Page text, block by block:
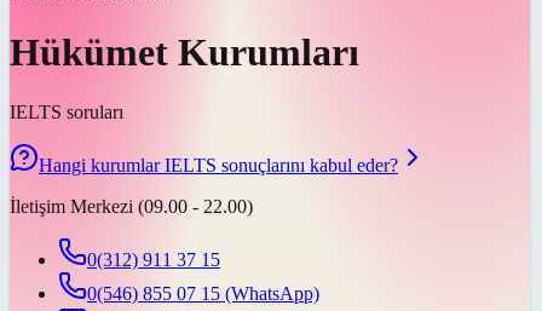
Hükümet Kurumları
IELTS soruları
Hangi kurumlar IELTS sonuçlarını kabul eder?
İletişim Merkezi (09.00 - 22.00)
0(312) 911 37 15
0(546) 855 07 15 (WhatsApp)